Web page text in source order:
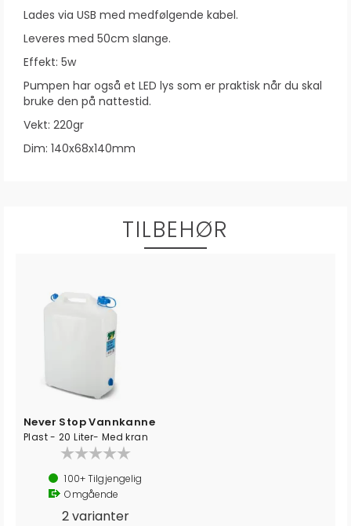
Lades via USB med medfølgende kabel.
Leveres med 50cm slange.
Effekt: 5w
Pumpen har også et LED lys som er praktisk når du skal
bruke den på nattestid.
Vekt: 220gr
Dim: 140x68x140mm
TILBEHØR
Never Stop Vannkanne
Plast - 20 Liter- Med kran
100+Tilgjengelig
Omgående
2 varianter